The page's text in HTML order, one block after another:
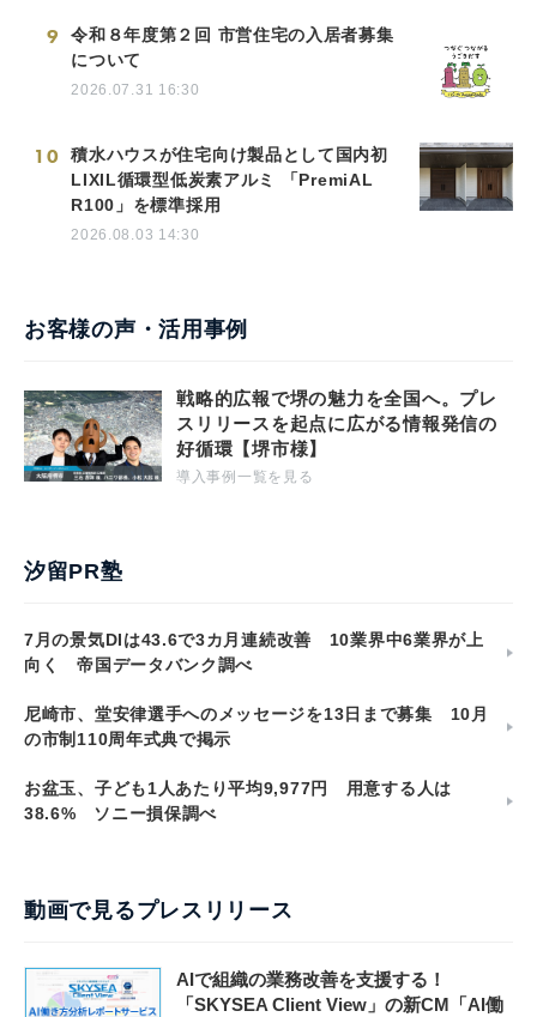
9
令和８年度第２回 市営住宅の入居者募集
について
2026.07.31 16:30
10
積水ハウスが住宅向け製品として国内初
LIXIL循環型低炭素アルミ 「PremiAL
R100」を標準採用
2026.08.03 14:30
お客様の声・活用事例
戦略的広報で堺の魅力を全国へ。プレ
スリリースを起点に広がる情報発信の
好循環【堺市様】
導入事例一覧を見る
汐留PR塾
7月の景気DIは43.6で3カ月連続改善 10業界中6業界が上
向く 帝国データバンク調べ
尼崎市、堂安律選手へのメッセージを13日まで募集 10月
の市制110周年式典で掲示
お盆玉、子ども1人あたり平均9,977円 用意する人は
38.6% ソニー損保調べ
動画で見るプレスリリース
AIで組織の業務改善を支援する！
「SKYSEA Client View」の新CM「AI働